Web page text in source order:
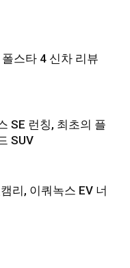
스타 4 신차 리뷰
SE 런칭, 최초의 플
SUV
리, 이쿼녹스 EV 너